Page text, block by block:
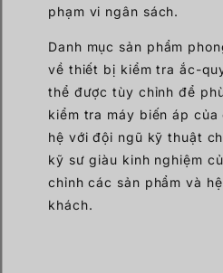
phạm vi ngân sách.
Danh mục sản phẩm
về thiết bị kiểm tra ắc-
thể được tùy chỉnh để
kiểm tra máy biến áp
hệ với đội ngũ kỹ thuật
kỹ sư giàu kinh nghiệm
chỉnh các sản phẩm và
khách.